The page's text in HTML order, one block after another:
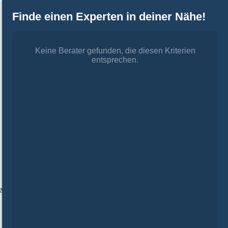
Finde einen Experten in deiner Nähe!
Keine Berater gefunden, die diesen Kriterien
entsprechen.